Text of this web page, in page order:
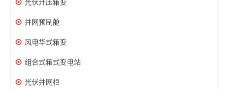
并网预制舱
风电华式箱变
组合式箱式变电站
光伏并网柜